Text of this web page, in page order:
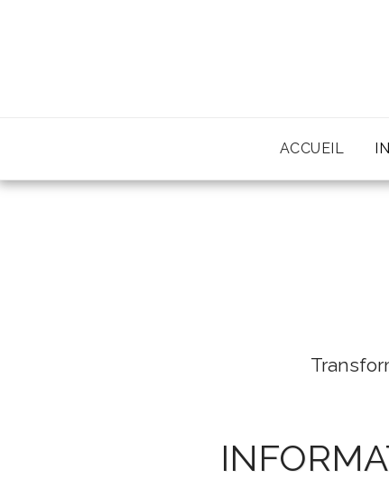
ACCUEIL